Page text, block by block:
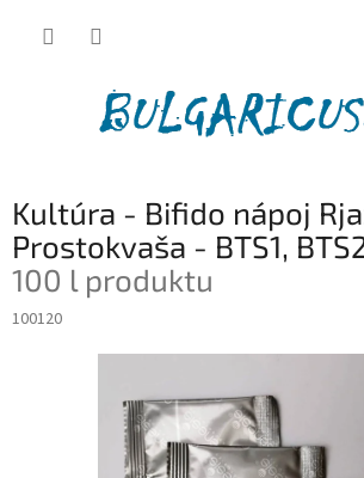
Kultúra - Bifido nápoj
Prostokvaša - ВTS1,
100 l produktu
100120